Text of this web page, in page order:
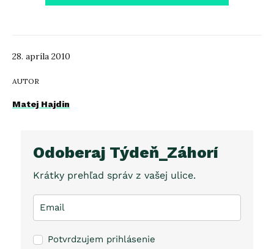
28. apríla 2010
AUTOR
Matej Hajdin
Odoberaj Týdeň_Záhorí
Krátky prehľad správ z vašej ulice.
Potvrdzujem prihlásenie